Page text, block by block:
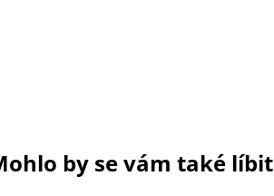
by se vám také líbit